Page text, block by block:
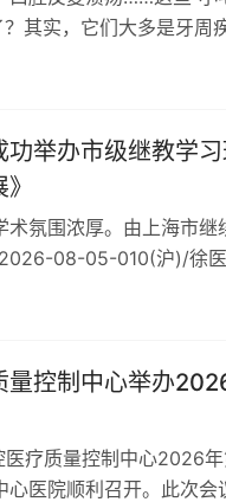
？其实，它们大多是牙周
第一道防线。 南方医…
举办市级继教学
术氛围浓厚。由上海市继
2026-08-05-010(沪)/徐
量控制中心举办
疗质量控制中心2026
心医院顺利召开。此次会